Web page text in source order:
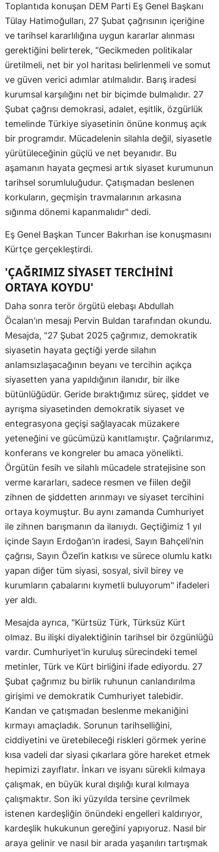
Toplantıda konuşan DEM Parti Eş Genel Başkanı
Tülay Hatimoğulları, 27 Şubat çağrısının içeriğine
ve tarihsel kararlılığına uygun kararlar alınması
gerektiğini belirterek, “Gecikmeden politikalar
üretilmeli, net bir yol haritası belirlenmeli ve somut
ve güven verici adımlar atılmalıdır. Barış iradesi
kurumsal karşılığını net bir biçimde bulmalıdır. 27
Şubat çağrısı demokrasi, adalet, eşitlik, özgürlük
temelinde Türkiye siyasetinin önüne konmuş açık
bir programdır. Mücadelenin silahla değil, siyasetle
yürütüleceğinin güçlü ve net beyanıdır. Bu
aşamanın hayata geçmesi artık siyaset kurumunun
tarihsel sorumluluğudur. Çatışmadan beslenen
korkuların, geçmişin travmalarının arkasına
sığınma dönemi kapanmalıdır" dedi.
Eş Genel Başkan Tuncer Bakırhan ise konuşmasını
Kürtçe gerçekleştirdi.
'ÇAĞRIMIZ SİYASET TERCİHİNİ
ORTAYA KOYDU'
Daha sonra terör örgütü elebaşı Abdullah
Öcalan'ın mesajı Pervin Buldan tarafından okundu.
Mesajda, "27 Şubat 2025 çağrımız, demokratik
siyasetin hayata geçtiği yerde silahın
anlamsızlaşacağının beyanı ve tercihin açıkça
siyasetten yana yapıldığının ilanıdır, bir ilke
bütünlüğüdür. Geride bıraktığımız süreç, şiddet ve
ayrışma siyasetinden demokratik siyaset ve
entegrasyona geçişi sağlayacak müzakere
yeteneğini ve gücümüzü kanıtlamıştır. Çağrılarımız,
konferans ve kongreler bu amaca yönelikti.
Örgütün fesih ve silahlı mücadele stratejisine son
verme kararları, sadece resmen ve fiilen değil
zihnen de şiddetten arınmayı ve siyaset tercihini
ortaya koymuştur. Bu aynı zamanda Cumhuriyet
ile zihnen barışmanın da ilanıydı. Geçtiğimiz 1 yıl
içinde Sayın Erdoğan’ın iradesi, Sayın Bahçeli’nin
çağrısı, Sayın Özel’in katkısı ve sürece olumlu katkı
yapan diğer tüm siyasi, sosyal, sivil birey ve
kurumların çabalarını kıymetli buluyorum" ifadeleri
yer aldı.
Mesajda ayrıca, "Kürtsüz Türk, Türksüz Kürt
olmaz. Bu ilişki diyalektiğinin tarihsel bir özgünlüğü
vardır. Cumhuriyet'in kuruluş sürecindeki temel
metinler, Türk ve Kürt birliğini ifade ediyordu. 27
Şubat çağrımız bu birlik ruhunun canlandırılma
girişimi ve demokratik Cumhuriyet talebidir.
Kandan ve çatışmadan beslenme mekaniğini
kırmayı amaçladık. Sorunun tarihselliğini,
ciddiyetini ve üretebileceği riskleri görmek yerine
kısa vadeli dar siyasi çıkarlara göre hareket etmek
hepimizi zayıflatır. İnkarı ve isyanı sürekli kılmaya
çalışmak, en büyük kural dışılığı kural kılmaya
çalışmaktır. Son iki yüzyılda tersine çevrilmek
istenen kardeşliğin önündeki engelleri kaldırıyor,
kardeşlik hukukunun gereğini yapıyoruz. Nasıl bir
araya gelinir ve nasıl bir arada yaşanılırı tartışmak